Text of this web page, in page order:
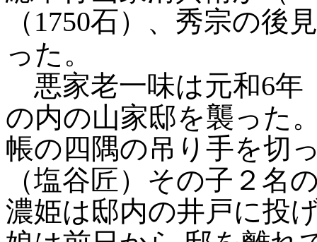
（1750石）、秀宗の後
った。
悪家老一味は元和6年
の内の山家邸を襲った
帳の四隅の吊り手を切
（塩谷匠）その子２名
濃姫は邸内の井戸に投